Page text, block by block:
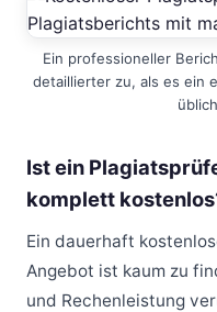
Ein professioneller
detaillierter zu, als es ein
Ist ein
komplett
Ein dauerhaft
Angebot ist kaum zu
und Rechenleistung